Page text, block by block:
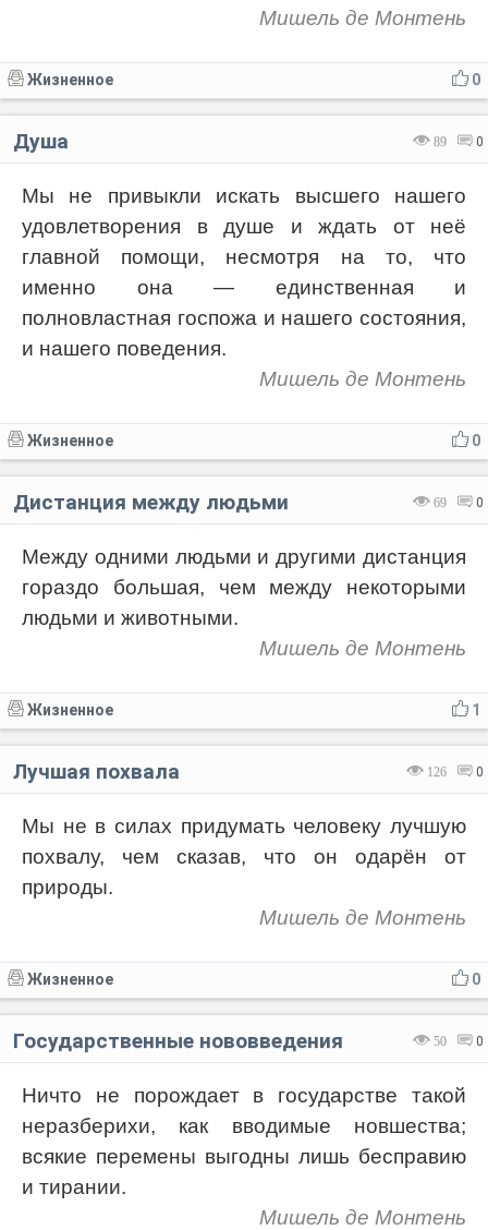
Мишель де Монтень
0
Жизненное
89 0
Душа
Мы не привыкли искать высшего нашего
удовлетворения в душе и ждать от неё
главной помощи, несмотря на то, что
именно она — единственная и
полновластная госпожа и нашего состояния,
и нашего поведения.
Мишель де Монтень
0
Жизненное
69 0
Дистанция между людьми
Между одними людьми и другими дистанция
гораздо большая, чем между некоторыми
людьми и животными.
Мишель де Монтень
1
Жизненное
126 0
Лучшая похвала
Мы не в силах придумать человеку лучшую
похвалу, чем сказав, что он одарён от
природы.
Мишель де Монтень
0
Жизненное
50 0
Государственные нововведения
Ничто не порождает в государстве такой
неразберихи, как вводимые новшества;
всякие перемены выгодны лишь бесправию
и тирании.
Мишель де Монтень